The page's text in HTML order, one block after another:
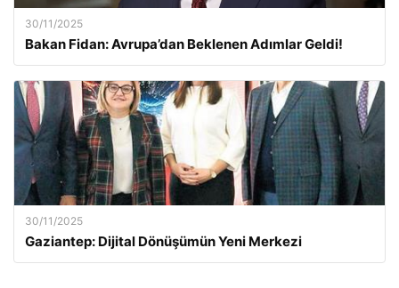
30/11/2025
Bakan Fidan: Avrupa’dan Beklenen Adımlar Geldi!
30/11/2025
Gaziantep: Dijital Dönüşümün Yeni Merkezi